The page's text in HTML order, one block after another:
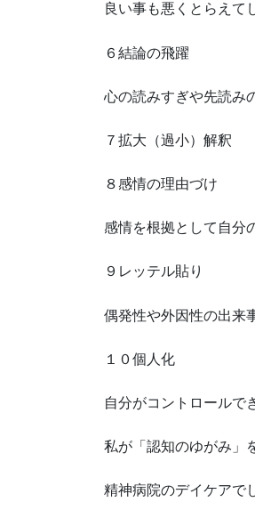
良い事も悪くとらえて
６結論の飛躍
心の読みすぎや先読み
７拡大（過小）解釈
８感情の理由づけ
感情を根拠として自分
９レッテル貼り
偶発性や外因性の出来
１０個人化
自分がコントロールで
私が「認知のゆがみ」
精神病院のデイケアで